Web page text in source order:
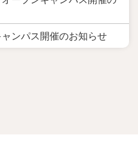
ンパス開催のお知らせ